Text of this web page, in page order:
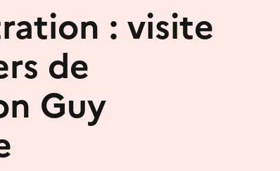
: visite
de
Guy